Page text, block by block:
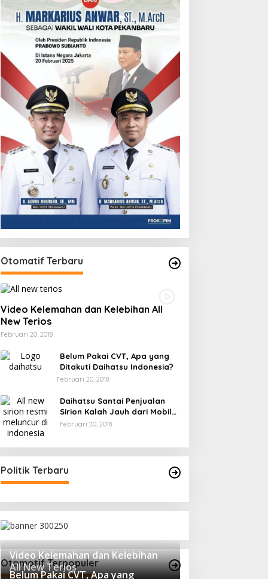
Otomatif Terbaru
Video Kelemahan dan Kelebihan All
New Terios
Februari 20, 2018
Belum Pakai CVT, Apa yang
Ditakuti Daihatsu Indonesia?
Februari 20, 2018
Daihatsu Santai Penjualan
Sirion Kalah Jauh dari Mobil
LCGC
Februari 20, 2018
Politik Terbaru
Otomotif Terpopuler
Video Kelemahan dan Kelebihan
All New Terios
Belum Pakai CVT, Apa yang